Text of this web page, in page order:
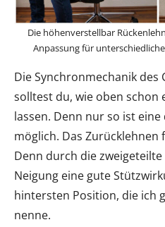
Die höhenverstellbar
Anpassung für
Die Synchronmechanik des
solltest du, wie oben
lassen. Denn nur so ist
möglich. Das Zurücklehnen
Denn durch die
Neigung eine gute
hintersten Position, die ich
nenne.